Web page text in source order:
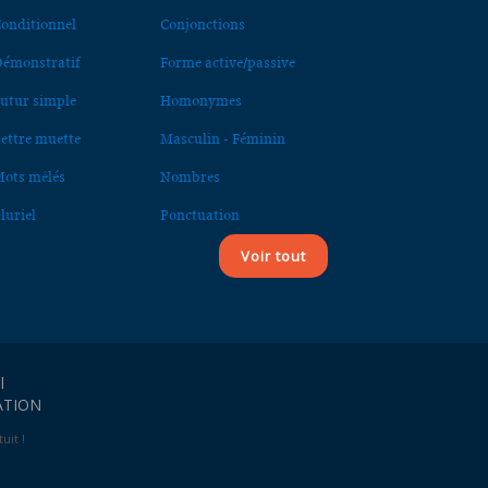
Conjonctions
Forme active/passive
simple Homonymes
muette Masculin - Féminin
mêlés Nombres
Ponctuation
Voir tout
!